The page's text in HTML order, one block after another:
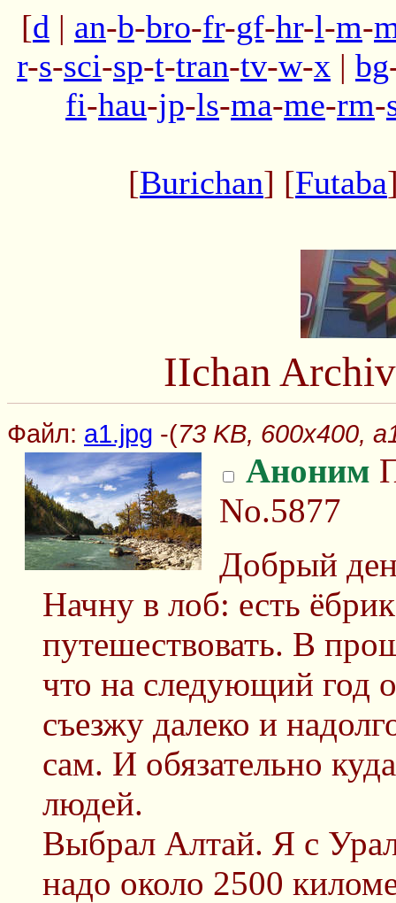
[d | an-b-bro-fr-gf-hr-l-m-
r-s-sci-sp-t-tran-tv-w-x | bg
fi-hau-jp-ls-ma-me-rm-
[Burichan] [Futaba
IIchan
Файл: a1.jpg -(73 KB, 600x400,
Аноним
No.5877
Добрый
Начну в лоб: есть
путешествовать. В
что на следующий год
съезжу далеко и
сам. И обязательно
людей.
Выбрал Алтай. Я с
надо около 2500